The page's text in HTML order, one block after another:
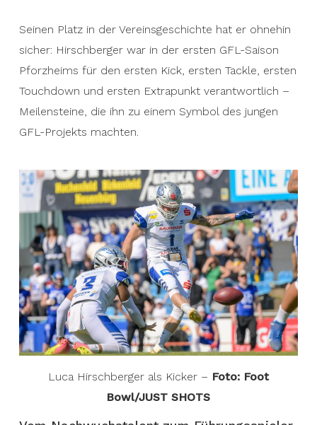
Seinen Platz in der Vereinsgeschichte hat er ohnehin
sicher: Hirschberger war in der ersten GFL-Saison
Pforzheims für den ersten Kick, ersten Tackle, ersten
Touchdown und ersten Extrapunkt verantwortlich –
Meilensteine, die ihn zu einem Symbol des jungen
GFL-Projekts machten.
Luca Hirschberger als Kicker – Foto: Foot
Bowl/JUST SHOTS